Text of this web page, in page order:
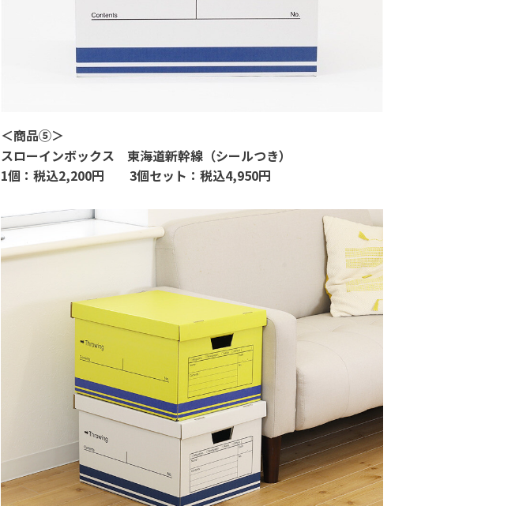
＜商品⑤＞
スローインボックス 東海道新幹線（シールつき）
1個：税込2,200円 3個セット：税込4,950円